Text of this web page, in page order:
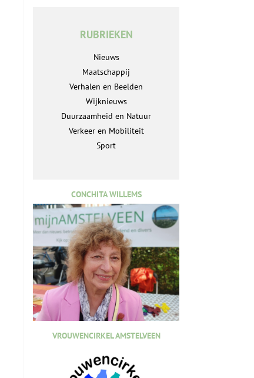
RUBRIEKEN
Nieuws
Maatschappij
Verhalen en Beelden
Wijknieuws
Duurzaamheid en Natuur
Verkeer en Mobiliteit
Sport
CONCHITA WILLEMS
VROUWENCIRKEL AMSTELVEEN